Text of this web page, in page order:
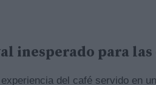
inesperado para
del café servido en